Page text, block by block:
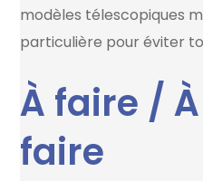
modèles télescopiques
particulière pour éviter
À faire /
faire